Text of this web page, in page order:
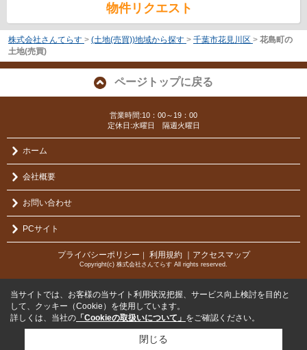
物件リクエスト
株式会社さんてらす > (土地(売買))地域から探す > 千葉市花見川区 > 花島町の
土地(売買)
ページトップに戻る
営業時間:10：00～19：00
定休日:水曜日 隔週火曜日
ホーム
会社概要
お問い合わせ
PCサイト
プライバシーポリシー ｜ 利用規約 ｜アクセスマップ
Copyright(c) 株式会社さんてらす All rights reserved.
当サイトでは、お客様の当サイト利用状況把握、サービス向上検討を目的と
して、クッキー（Cookie）を使用しています。
詳しくは、当社の 「Cookieの取扱いについて」 をご確認ください。
閉じる